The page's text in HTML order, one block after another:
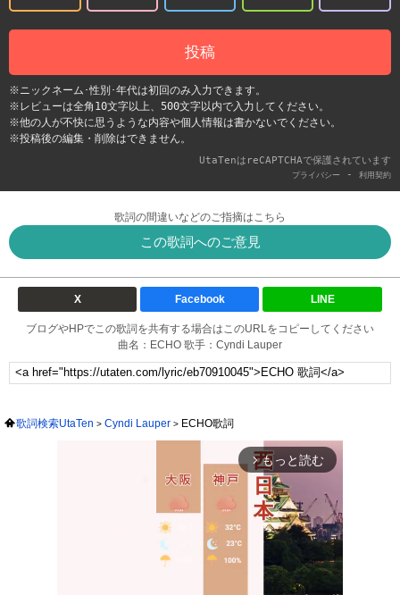
投稿
※ニックネーム･性別･年代は初回のみ入力できます。
※レビューは全角10文字以上、500文字以内で入力してください。
※他の人が不快に思うような内容や個人情報は書かないでください。
※投稿後の編集・削除はできません。
UtaTenはreCAPTCHAで保護されています
プライバシー - 利用契約
歌詞の間違いなどのご指摘はこちら
この歌詞へのご意見
X Facebook LINE
ブログやHPでこの歌詞を共有する場合はこのURLをコピーしてください
曲名：ECHO 歌手：Cyndi Lauper
歌詞検索UtaTen Cyndi Lauper ECHO歌詞
arrow_forward_ios もっと読む